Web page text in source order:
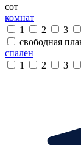
сот
комнат
1
2 3
свободная
спален
1
2 3